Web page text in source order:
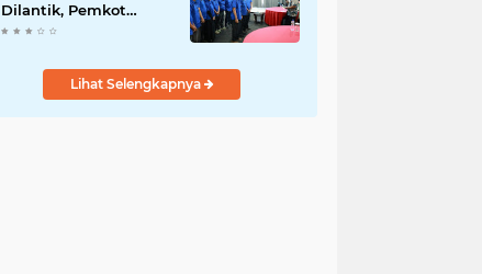
Dilantik, Pemkot
Tekankan Sinergi dan
Lihat Selengkapnya